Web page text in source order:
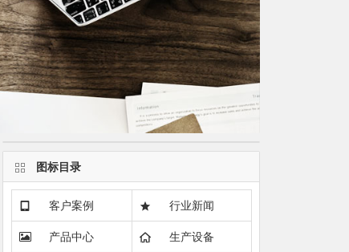
图标目录
客户案例 行业新闻
产品中心 生产设备